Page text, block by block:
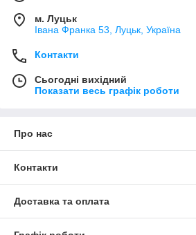
м. Луцьк
Івана Франка 53, Луцьк, Україна
Контакти
Сьогодні вихідний
Показати весь графік роботи
Про нас
Контакти
Доставка та оплата